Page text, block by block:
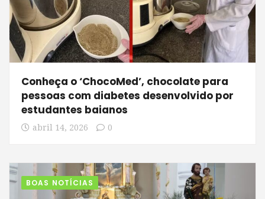
Conheça o ‘ChocoMed’, chocolate para
pessoas com diabetes desenvolvido por
estudantes baianos
abril 14, 2026 0
BOAS NOTÍCIAS